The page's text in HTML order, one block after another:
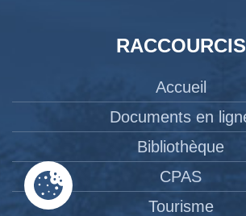
RACCOURCIS
Accueil
Documents en
Bibliothèque
CPAS
Tourisme